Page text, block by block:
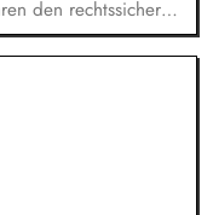
den rechtssicheren
über Systeme
Sie
an den
komplexe
für interne